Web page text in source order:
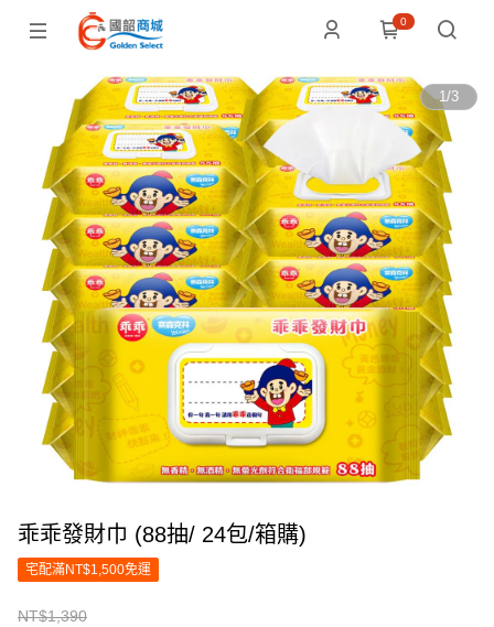
0
1/3
乖乖發財巾 (88抽/ 24包/箱購)
宅配滿NT$1,500免運
NT$1,390